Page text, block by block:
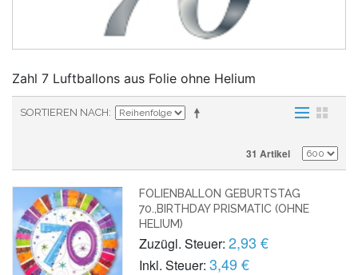
Zahl 7 Luftballons aus Folie ohne Helium
SORTIEREN NACH
31 Artikel
FOLIENBALLON GEBURTSTAG
70.,BIRTHDAY PRISMATIC (OHNE
HELIUM)
Zuzügl. Steuer: 2,93 €
Inkl. Steuer: 3,49 €